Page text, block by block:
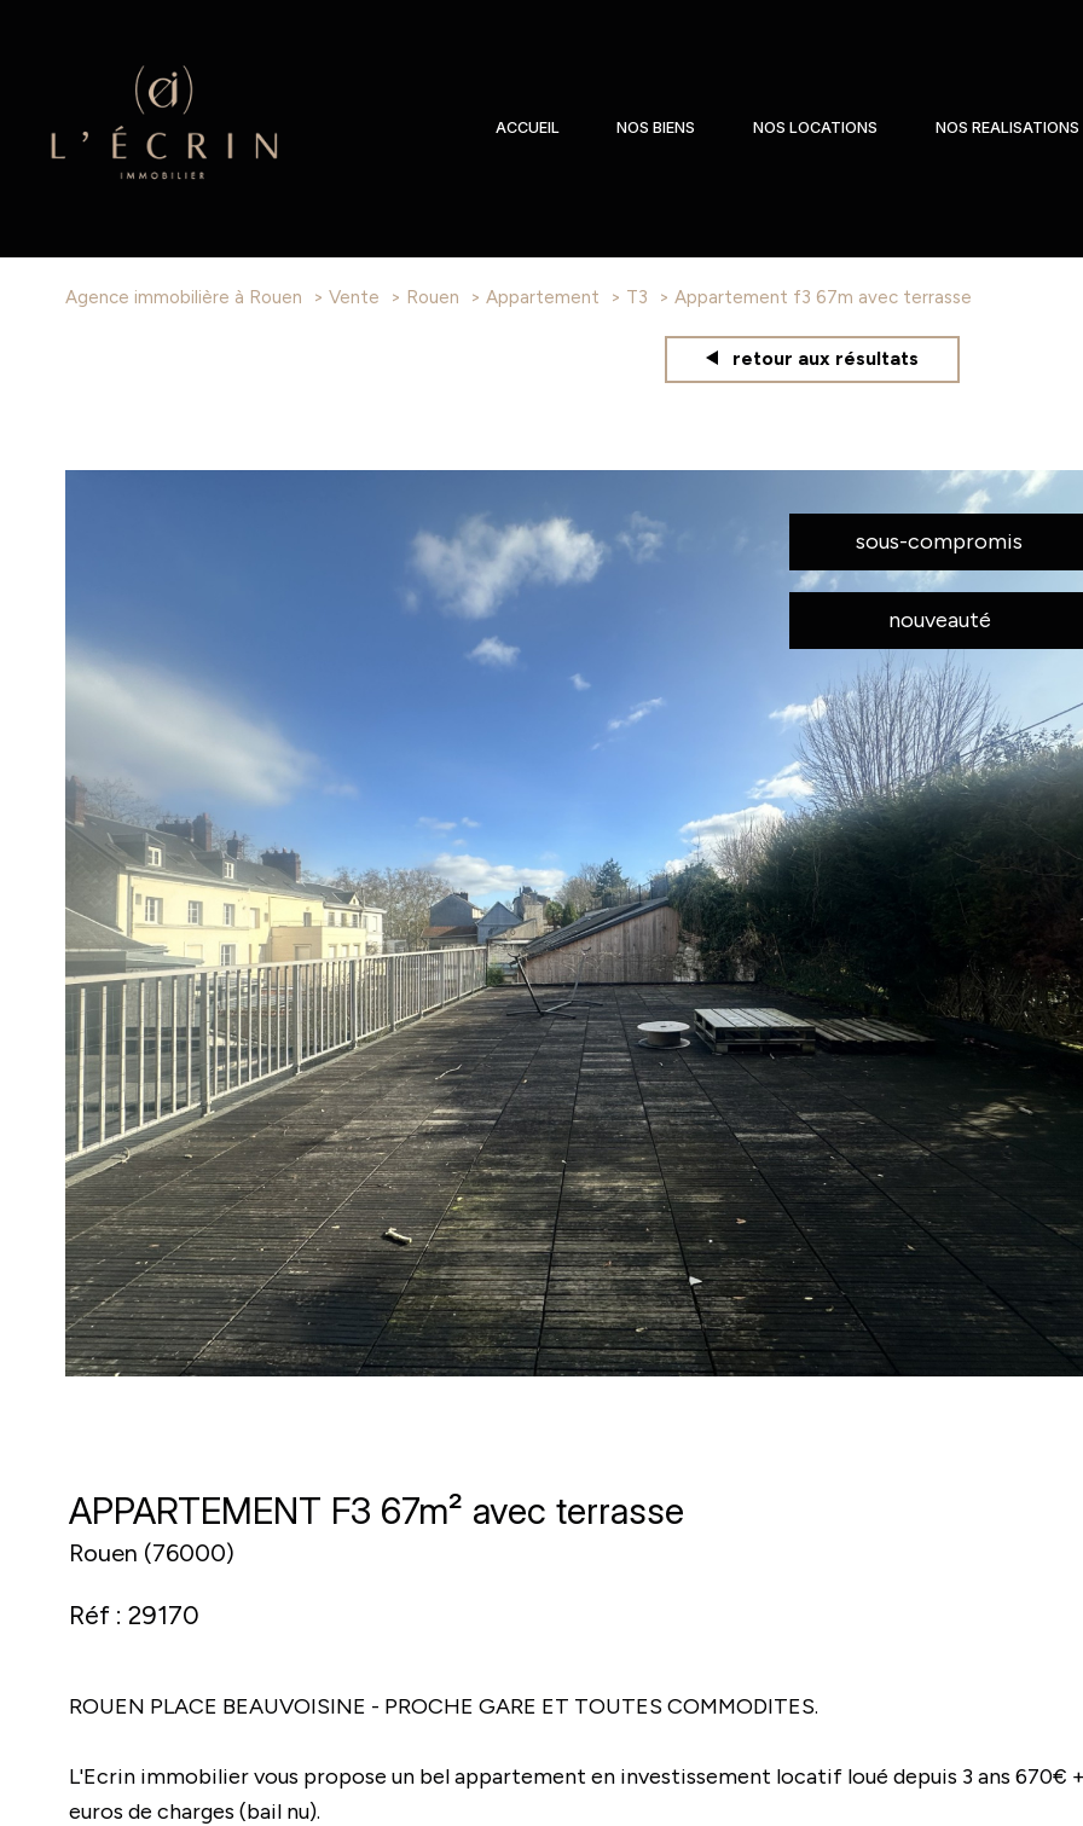
ACCUEIL NOS BIENS NOS LOCATIONS NOS REALISATIONS
Agence immobilière à Rouen Vente Rouen Appartement T3 appartement f3 67m avec terrasse
retour aux résultats
sous-compromis
nouveauté
APPARTEMENT F3 67m² avec terrasse
Rouen (76000)
Réf : 29170
ROUEN PLACE BEAUVOISINE - PROCHE GARE ET TOUTES COMMODITES.
L'Ecrin immobilier vous propose un bel appartement en investissement locatif loué depuis 3 ans 670€
euros de charges (bail nu).